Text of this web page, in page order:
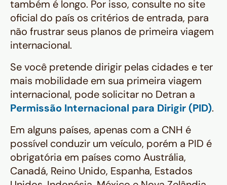
também é longo. Por isso, consulte no site
oficial do país os critérios de entrada, para
não frustrar seus planos de primeira viagem
internacional.
Se você pretende dirigir pelas cidades e ter
mais mobilidade em sua primeira viagem
internacional, pode solicitar no Detran a
Permissão Internacional para Dirigir (PID).
Em alguns países, apenas com a CNH é
possível conduzir um veículo, porém a PID é
obrigatória em países como Austrália,
Canadá, Reino Unido, Espanha, Estados